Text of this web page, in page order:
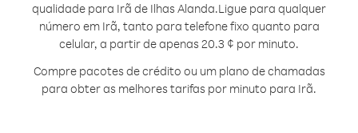
qualidade para Irã de Ilhas Alanda.Ligue para qualquer
número em Irã, tanto para telefone fixo quanto para
celular, a partir de apenas 20.3 ¢ por minuto.
Compre pacotes de crédito ou um plano de chamadas
para obter as melhores tarifas por minuto para Irã.